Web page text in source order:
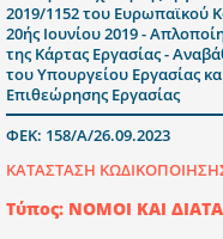
2019/1152 του Ευρωπαϊκού
20ής Ιουνίου 2019 -
της Κάρτας Εργασίας -
του Υπουργείου Εργασίας
Επιθεώρησης Εργασίας
ΦΕΚ: 158/Α/26.09.2023
ΚΑΤΑΣΤΑΣΗ
Τύπος: ΝΟΜΟΙ ΚΑΙ